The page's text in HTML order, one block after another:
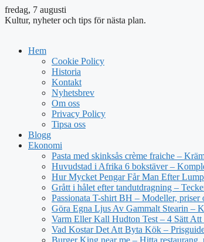
fredag, 7 augusti
Kultur, nyheter och tips för nästa plan.
Hem
Cookie Policy
Historia
Kontakt
Nyhetsbrev
Om oss
Privacy Policy
Tipsa oss
Blogg
Ekonomi
Pasta med skinksås crème fraiche –
Huvudstad i Afrika 6 bokstäver –
Hur Mycket Pengar Får Man Efter
Grått i hålet efter tandutdragning –
Passionata T-shirt BH – Modeller, priser
Göra Egna Ljus Av Gammalt Stearin –
Varm Eller Kall Hudton Test – 4 Sätt
Vad Kostar Det Att Byta Kök –
Burger King near me – Hitta restaurang,